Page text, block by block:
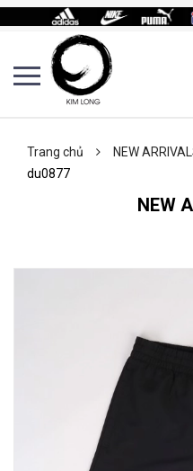
Trang chủ NEW
du0877
NEW